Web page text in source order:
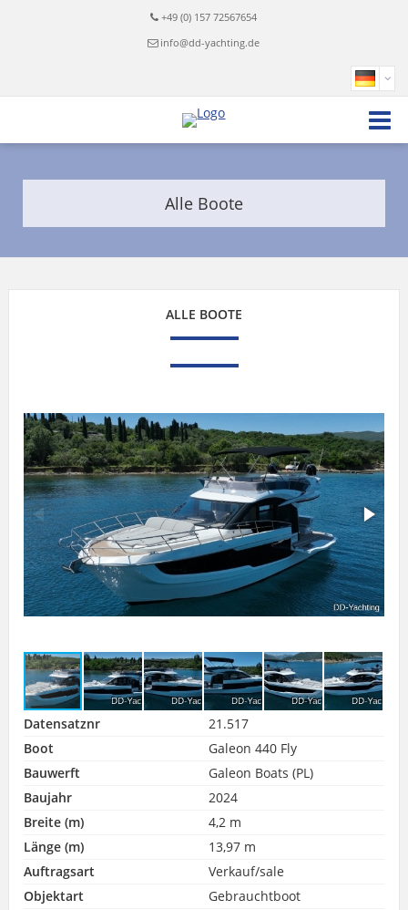
+49 (0) 157 72567654
info@dd-yachting.de
Alle Boote
ALLE BOOTE
Datensatznr
21.517
Boot
Galeon 440 Fly
Bauwerft
Galeon Boats (PL)
Baujahr
2024
Breite (m)
4,2 m
Länge (m)
13,97 m
Auftragsart
Verkauf/sale
Objektart
Gebrauchtboot